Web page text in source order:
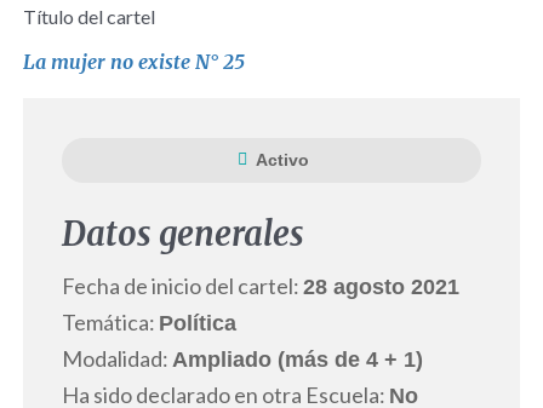
Título del cartel
La mujer no existe N° 25
Activo
Datos generales
Fecha de inicio del cartel: 28 agosto 2021
Temática: Política
Modalidad: Ampliado (más de 4 + 1)
Ha sido declarado en otra Escuela: No